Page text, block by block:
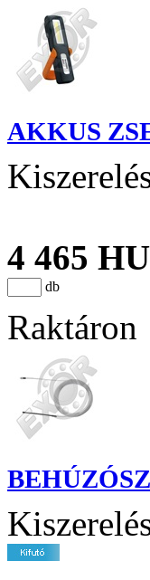
AKKUS
4 465
db
Raktáron